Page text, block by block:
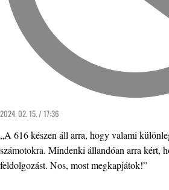
2024. 02. 15. / 17:36
„A 616 készen áll arra, hogy valami
számotokra. Mindenki állandóan arra kért,
feldolgozást. Nos, most megkapjátok!”